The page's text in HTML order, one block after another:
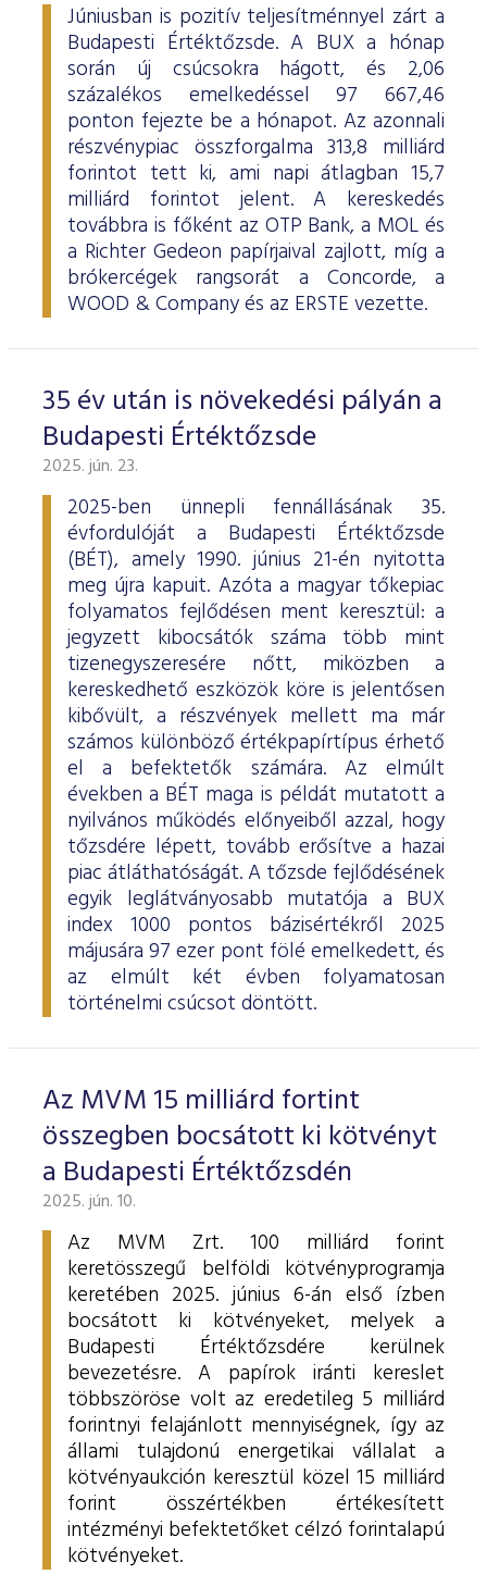
Júniusban is pozitív teljesítménnyel zárt a
Budapesti Értéktőzsde. A BUX a hónap
során új csúcsokra hágott, és 2,06
százalékos emelkedéssel 97 667,46
ponton fejezte be a hónapot. Az azonnali
részvénypiac összforgalma 313,8 milliárd
forintot tett ki, ami napi átlagban 15,7
milliárd forintot jelent. A kereskedés
továbbra is főként az OTP Bank, a MOL és
a Richter Gedeon papírjaival zajlott, míg a
brókercégek rangsorát a Concorde, a
WOOD & Company és az ERSTE vezette.
35 év után is növekedési pályán a
Budapesti Értéktőzsde
2025. jún. 23.
2025-ben ünnepli fennállásának 35.
évfordulóját a Budapesti Értéktőzsde
(BÉT), amely 1990. június 21-én nyitotta
meg újra kapuit. Azóta a magyar tőkepiac
folyamatos fejlődésen ment keresztül: a
jegyzett kibocsátók száma több mint
tizenegyszeresére nőtt, miközben a
kereskedhető eszközök köre is jelentősen
kibővült, a részvények mellett ma már
számos különböző értékpapírtípus érhető
el a befektetők számára. Az elmúlt
években a BÉT maga is példát mutatott a
nyilvános működés előnyeiből azzal, hogy
tőzsdére lépett, tovább erősítve a hazai
piac átláthatóságát. A tőzsde fejlődésének
egyik leglátványosabb mutatója a BUX
index 1000 pontos bázisértékről 2025
májusára 97 ezer pont fölé emelkedett, és
az elmúlt két évben folyamatosan
történelmi csúcsot döntött.
Az MVM 15 milliárd fortint
összegben bocsátott ki kötvényt
a Budapesti Értéktőzsdén
2025. jún. 10.
Az MVM Zrt. 100 milliárd forint
keretösszegű belföldi kötvényprogramja
keretében 2025. június 6-án első ízben
bocsátott ki kötvényeket, melyek a
Budapesti Értéktőzsdére kerülnek
bevezetésre. A papírok iránti kereslet
többszöröse volt az eredetileg 5 milliárd
forintnyi felajánlott mennyiségnek, így az
állami tulajdonú energetikai vállalat a
kötvényaukción keresztül közel 15 milliárd
forint összértékben értékesített
intézményi befektetőket célzó forintalapú
kötvényeket.